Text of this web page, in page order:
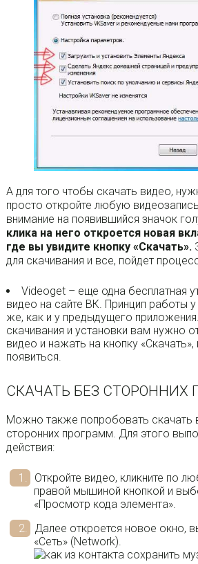
А для того чтобы скачать видео,
просто откройте любую
внимание на появившийся значок
клика на него откроется новая
где вы увидите кнопку «Скачать».
для скачивания и все, пойдет
Videoget – еще одна бесплатная
видео на сайте ВК. Принцип работы у
же, как и у предыдущего
скачивания и установки вам нужно
видео и нажать на кнопку
появиться.
СКАЧАТЬ БЕЗ СТОРОННИХ
Можно также попробовать скачать
сторонних программ. Для этого
действия:
Откройте видео, кликните по
правой мышиной кнопкой и
«Просмотр кода элемента».
Далее откроется новое окно,
«Сеть» (Network).